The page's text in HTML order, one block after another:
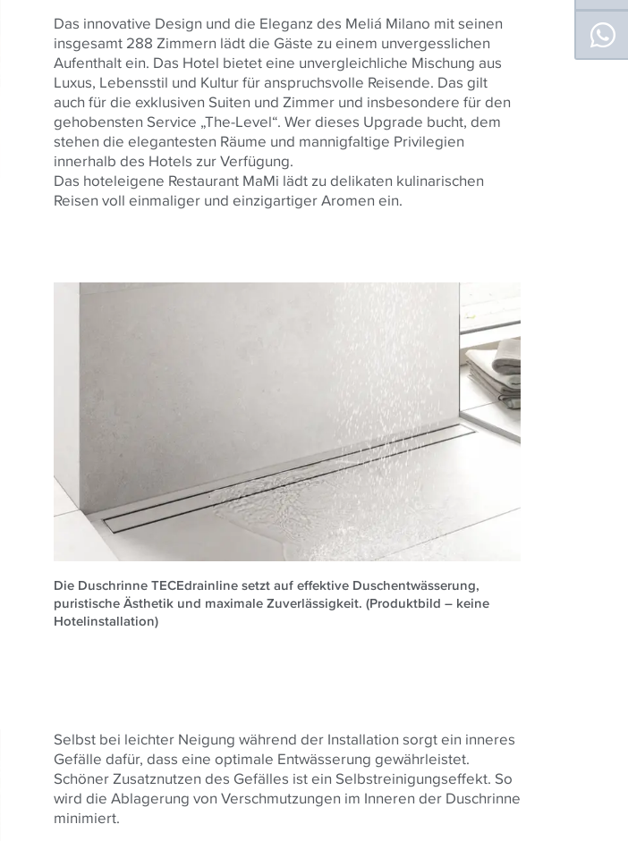
Das innovative Design und die Eleganz des Meliá Milano mit seinen
insgesamt 288 Zimmern lädt die Gäste zu einem unvergesslichen
Aufenthalt ein. Das Hotel bietet eine unvergleichliche Mischung aus
Luxus, Lebensstil und Kultur für anspruchsvolle Reisende. Das gilt
auch für die exklusiven Suiten und Zimmer und insbesondere für den
gehobensten Service „The-Level“. Wer dieses Upgrade bucht, dem
stehen die elegantesten Räume und mannigfaltige Privilegien
innerhalb des Hotels zur Verfügung.
Das hoteleigene Restaurant MaMi lädt zu delikaten kulinarischen
Reisen voll einmaliger und einzigartiger Aromen ein.
Die Duschrinne TECEdrainline setzt auf effektive Duschentwässerung,
puristische Ästhetik und maximale Zuverlässigkeit. (Produktbild – keine
Hotelinstallation)
Selbst bei leichter Neigung während der Installation sorgt ein inneres
Gefälle dafür, dass eine optimale Entwässerung gewährleistet.
Schöner Zusatznutzen des Gefälles ist ein Selbstreinigungseffekt. So
wird die Ablagerung von Verschmutzungen im Inneren der Duschrinne
minimiert.